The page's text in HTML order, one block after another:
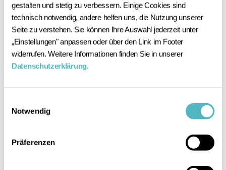
gestalten und stetig zu verbessern. Einige Cookies sind
technisch notwendig, andere helfen uns, die Nutzung unserer
Seite zu verstehen. Sie können Ihre Auswahl jederzeit unter
„Einstellungen" anpassen oder über den Link im Footer
widerrufen. Weitere Informationen finden Sie in unserer
Datenschutzerklärung.
Notwendig
Präferenzen
Team Checkpoint hat die Spitzenkandidaten
und die Spitzenkandidatin der Berlin-Wahl
zum Gespräch getroffen. Stefan Evers erklärt,
wie er Berlin aus der Mitte heraus regieren
möchte – und wann Freiheit an Grenzen